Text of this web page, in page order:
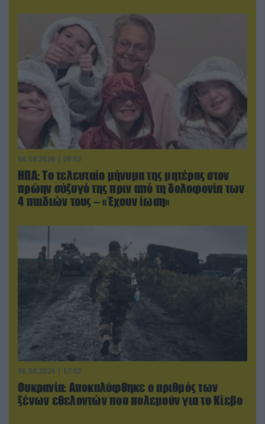
06.08.2026 | 09:02
ΗΠΑ: Το τελευταίο μήνυμα της μητέρας στον
πρώην σύζυγό της πριν από τη δολοφονία των
4 παιδιών τους – «Έχουν ίωση»
06.08.2026 | 17:02
Ουκρανία: Αποκαλύφθηκε ο αριθμός των
ξένων εθελοντών που πολεμούν για το Κίεβο